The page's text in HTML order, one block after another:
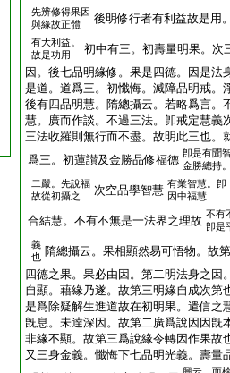
先辨修得果因
與緣故正體
後明修行者有利益故是用。
有大利益。
故是功用
初中有三。初壽量明果。次
因。後七品明緣修。果是四德。因是法
是道。道爲三。初懺悔。滅障品明戒。
後有四品明慧。隋總攝云。若略爲言。
慧。廣而作談。不過三法。卽戒定慧義
三法收羅則無行而不盡。故明此三也。
爲三。初蓮讃及金勝品修福德 卽是有聞智
金勝總持
二嚴。先說福
故從初攝之
次空品學智慧 有業智慧。卽
因中福慧
合結慧。不有不無是一法界之理故 不有
卽是
義
也 隋總攝云。果相顯然易可悟物。故
四德之果。果必由因。第二明法身之因
自顯。藉緣乃遂。故第三明緣自成次第
是爲除疑解生進道故在初明果。遣信之
旣息。未逹深因。故第二廣爲說因因旣
非緣不顯。故第三爲說緣令轉因作果故
又三身金義。懺悔下七品明光義。壽量